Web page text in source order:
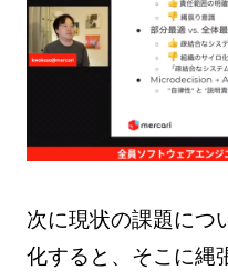
次に現状の課題につ
化すると、そこに縄